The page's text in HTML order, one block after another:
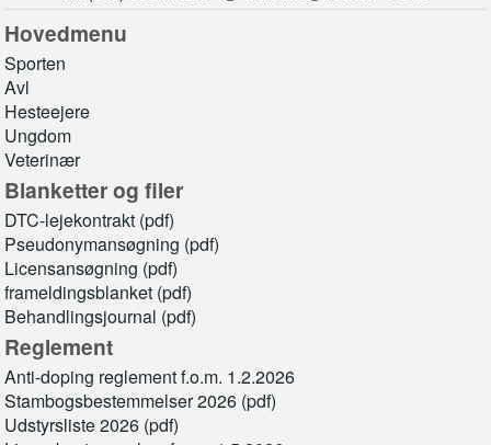
Hovedmenu
Sporten
Avl
Hesteejere
Ungdom
Veterinær
Blanketter og filer
DTC-lejekontrakt (pdf)
Pseudonymansøgning (pdf)
Licensansøgning (pdf)
frameldingsblanket (pdf)
Behandlingsjournal (pdf)
Reglement
Anti-doping reglement f.o.m. 1.2.2026
Stambogsbestemmelser 2026 (pdf)
Udstyrsliste 2026 (pdf)